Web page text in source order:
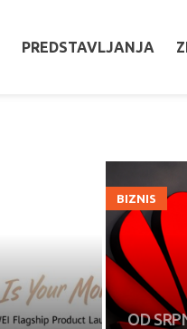
PREDSTAVLJANJA
BIZNIS
OD